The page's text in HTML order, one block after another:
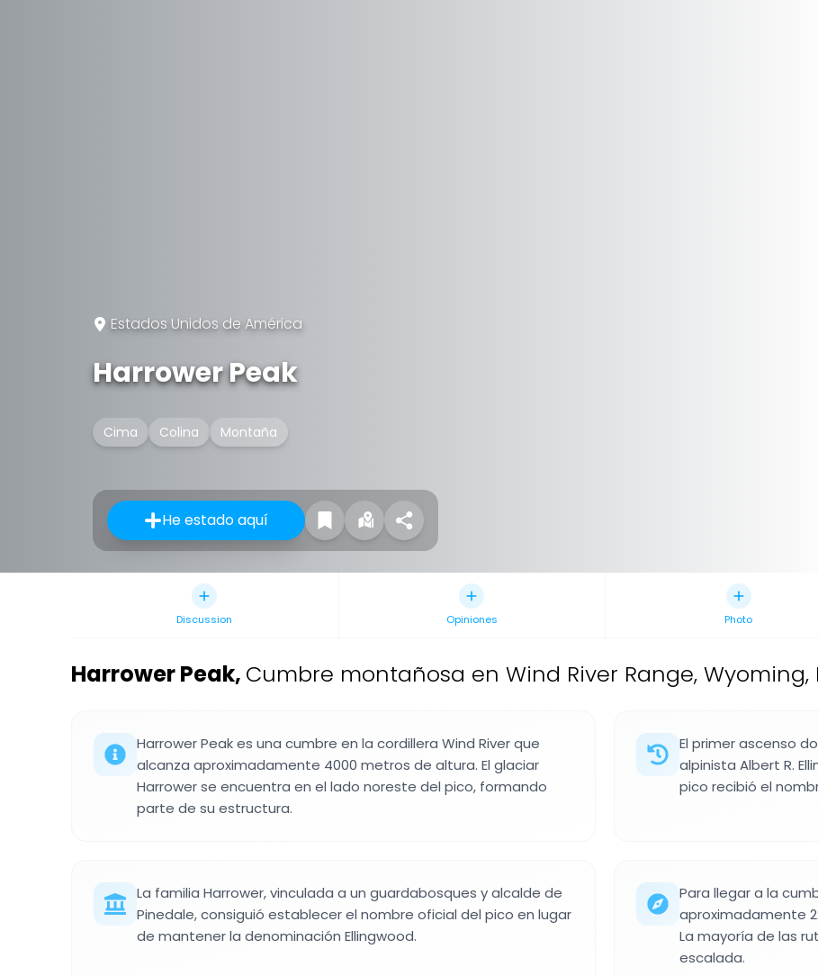
Estados Unidos de América
Harrower Peak
Cima Colina Montaña
He estado aquí
Discussion Opiniones Photo
Harrower Peak, Cumbre montañosa en Wind River Range, Wyoming,
Harrower Peak es una cumbre en la cordillera Wind River que
alcanza aproximadamente 4000 metros de altura. El glaciar
Harrower se encuentra en el lado noreste del pico, formando
parte de su estructura.
El primer ascenso
alpinista Albert R.
pico recibió el
La familia Harrower, vinculada a un guardabosques y alcalde de
Pinedale, consiguió establecer el nombre oficial del pico en lugar
de mantener la denominación Ellingwood.
Para llegar a la
aproximadamente
La mayoría de las
escalada.